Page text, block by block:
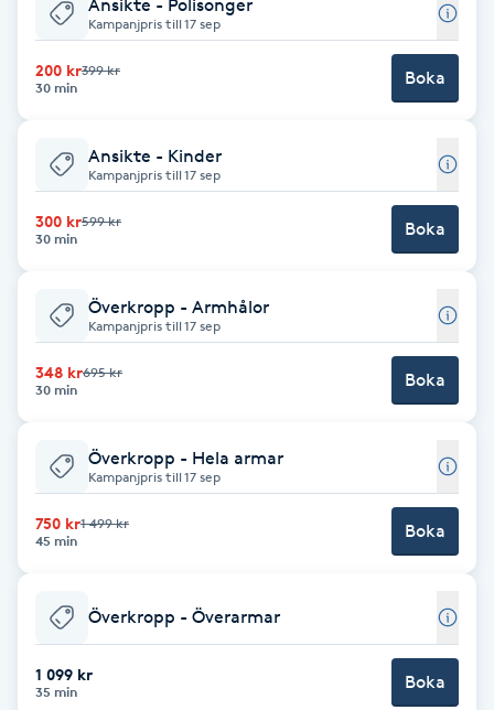
Mesoterapi
Microshading
Mixfransar
N
Nagelförlängning
Nagelförlängning akryl
Nagelförlängning glasfiber
Nagelförlängning silke
Nagelförstärkning
Nagelklippning
Ansikte - Polisonger
Kampanjpris till 17 sep
200 kr399 kr
30 min
Boka
Ansikte - Kinder
Kampanjpris till 17 sep
300 kr599 kr
30 min
Boka
Överkropp - Armhålor
Kampanjpris till 17 sep
348 kr695 kr
30 min
Boka
Överkropp - Hela armar
Kampanjpris till 17 sep
750 kr1 499 kr
45 min
Boka
Överkropp - Överarmar
1 099 kr
35 min Boka